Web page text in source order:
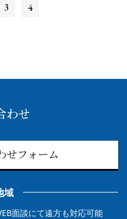
3 4
わせ
せフォーム
域
面談にて遠方も対応可能